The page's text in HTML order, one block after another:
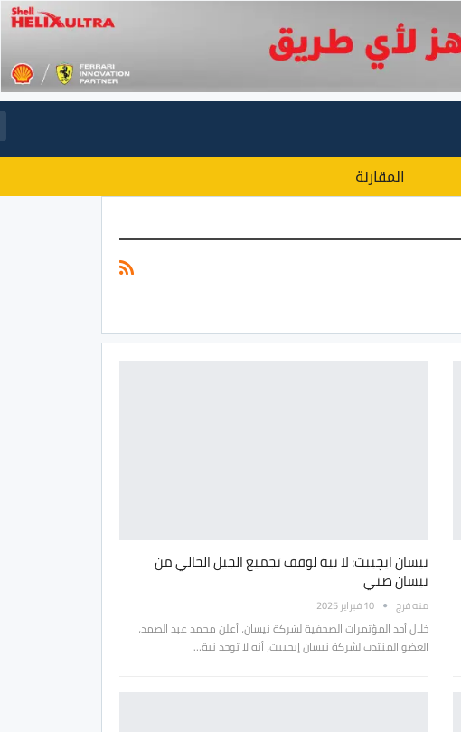
المقارنة
نيسان ايچيبت: لا نية لوقف تجميع الجيل الحالي من
نيسان صني
منه فرج 10 فبراير 2025
خلال أحد المؤتمرات الصحفية لشركة نيسان، أعلن محمد عبد الصمد،
العضو المنتدب لشركة نيسان إيجيبت، أنه لا توجد نية…